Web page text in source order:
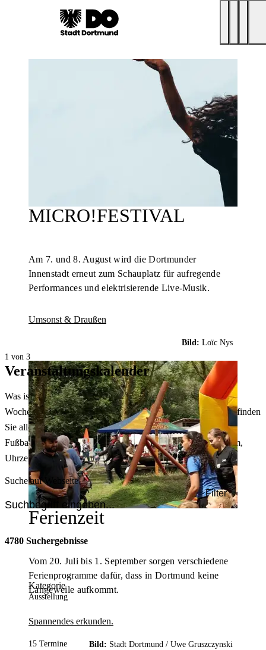
MICRO!FESTIVAL
Am 7. und 8. August wird die Dortmunder
Innenstadt erneut zum Schauplatz für aufregende
Performances und elektrisierende Live-Musik.
Umsonst & Draußen
Bild: Loïc Nys
Ferienzeit
Vom 20. Juli bis 1. September sorgen verschiedene
Ferienprogramme dafür, dass in Dortmund keine
Langeweile aufkommt.
Spannendes erkunden.
Bild: Stadt Dortmund / Uwe Gruszczynski
1 von 3
Veranstaltungskalender
Was ist heute in Dortmund los? Welche Konzerte gibt es am
Wochenende? Im größten Veranstaltungskalender Dortmunds finden
Sie alle Events – von der Stadt- oder Museumsführung übers
Fußballspiel bis zum Flohmarkt. Sie können dabei nach Datum,
Uhrzeit, Ort oder Art der Veranstaltung auswählen. Viel Spaß!
Suche auf Webseite
Filter
4780 Suchergebnisse
Kategorie
Ausstellung
15 Termine